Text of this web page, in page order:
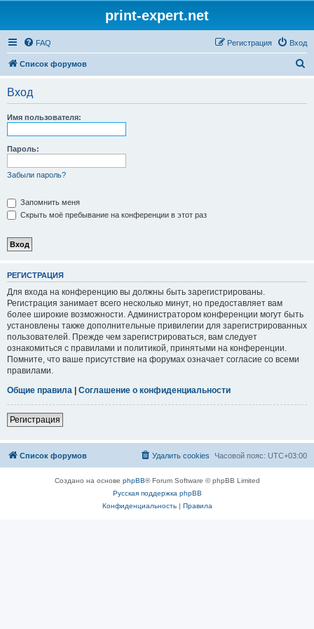
print-expert.net
FAQ Вход
Регистрация
Список форумов
Вход
Имя пользователя:
Пароль:
Забыли пароль?
Запомнить меня
Скрыть моё пребывание на конференции в этот раз
РЕГИСТРАЦИЯ
Для входа на конференцию вы должны быть зарегистрированы.
Регистрация занимает всего несколько минут, но предоставляет вам
более широкие возможности. Администратором конференции могут быть
установлены также дополнительные привилегии для зарегистрированных
пользователей. Прежде чем зарегистрироваться, вам следует
ознакомиться с правилами и политикой, принятыми на конференции.
Помните, что ваше присутствие на форумах означает согласие со всеми
правилами.
Общие правила | Соглашение о конфиденциальности
Регистрация
Список форумов Часовой пояс: UTC+03:00
Удалить cookies
Создано на основе phpBB® Forum Software © phpBB Limited
Русская поддержка phpBB
Конфиденциальность| Правила